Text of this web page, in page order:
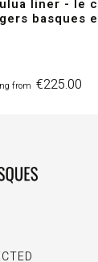
liner - le
basques
from Price
€225.00